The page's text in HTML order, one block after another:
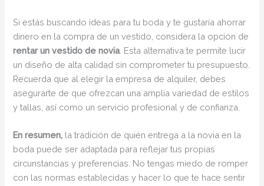
Si estás buscando ideas para tu boda y te gustaría ahorrar
dinero en la compra de un vestido, considera la opción de
rentar un vestido de novia. Esta alternativa te permite lucir
un diseño de alta calidad sin comprometer tu presupuesto.
Recuerda que al elegir la empresa de alquiler, debes
asegurarte de que ofrezcan una amplia variedad de estilos
y tallas, así como un servicio profesional y de confianza.
En resumen, la tradición de quién entrega a la novia en la
boda puede ser adaptada para reflejar tus propias
circunstancias y preferencias. No tengas miedo de romper
con las normas establecidas y hacer lo que te hace sentir